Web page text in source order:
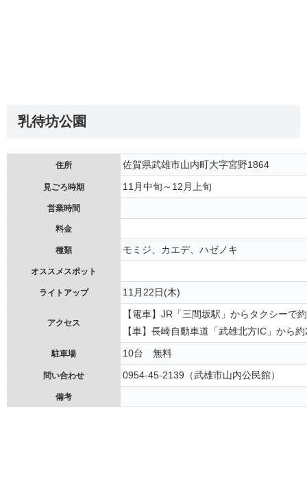
乳待坊公園
住所 佐賀県武雄市山内町大字宮野1864
見ごろ時期 11月中旬～12月上旬
営業時間
料金
種類 モミジ、カエデ、ハゼノキ
オススメスポット
ライトアップ 11月22日(木)
アクセス
【電車】JR「三間坂駅」からタクシーで
【車】長崎自動車道「武雄北方IC」から
駐車場 10台 無料
問い合わせ 0954-45-2139（武雄市山内公民館）
備考